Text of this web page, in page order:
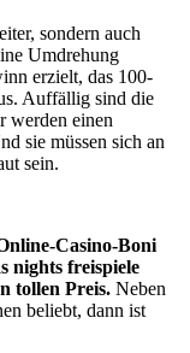
sondern auch
Umdrehung
erzielt, das 100-
Auffällig sind die
werden einen
sie müssen sich an
sein.
Casino-Boni
nights freispiele
tollen Preis. Neben
beliebt, dann ist